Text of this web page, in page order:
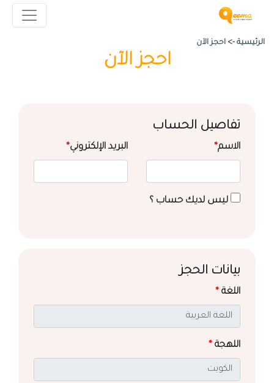
الرئيسية -> احجز الآن
احجز الآن
تفاصيل الحساب
الاسم* البريد الإلكتروني*
ليس لديك حساب ؟
بيانات الحجز
اللغة *
اللهجة *